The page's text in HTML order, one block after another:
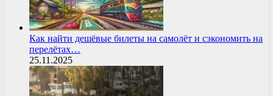
Как найти дешёвые билеты на самолёт и сэкономить на
перелётах…
25.11.2025